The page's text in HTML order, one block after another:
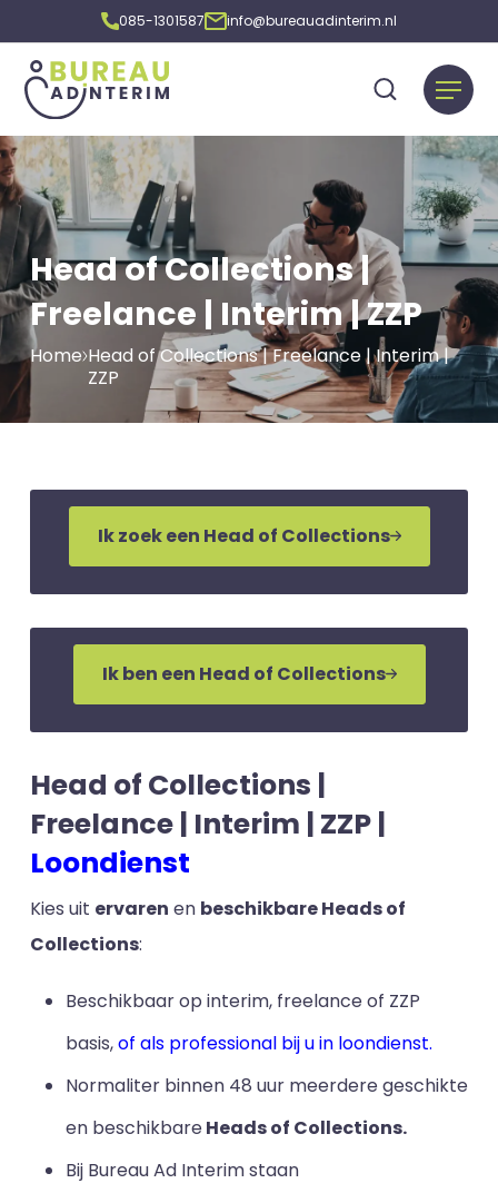
085-1301587 info@bureauadinterim.nl
Head of Collections |
Freelance | Interim | ZZP
Home Head of Collections | Freelance | Interim |
ZZP
Ik zoek een Head of Collections
Ik ben een Head of Collections
Head of Collections |
Freelance | Interim | ZZP |
Loondienst
Kies uit ervaren en beschikbare Heads of
Collections:
Beschikbaar op interim, freelance of ZZP
basis,of als professional bij u in loondienst.
Normaliter binnen 48 uur meerdere geschikte
en beschikbareHeads of Collections.
Bij Bureau Ad Interim staan